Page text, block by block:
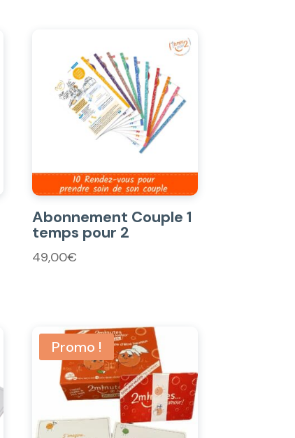
Abonnement Couple 1
temps pour 2
49,00€
Promo !